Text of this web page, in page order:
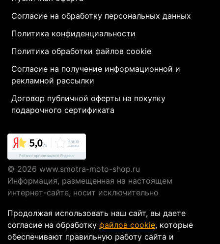
Согласие на обработку персональных данных
Политика конфиденциальности
Политика обработки файлов cookie
Согласие на получение информационной и
рекламной рассылки
Договор публичной оферты на покупку
подарочного сертификата
© 2026 www.smotra-moto-shop.ru
Информация, размещенная на настоящем
интернет-сайте, носит исключительно
публичной офертой, определяемой положениями
Статьи 437 ГК РФ.
Продолжая использовать наш сайт, вы даете
согласие на обработку файлов cookie, которые
обеспечивают правильную работу сайта и